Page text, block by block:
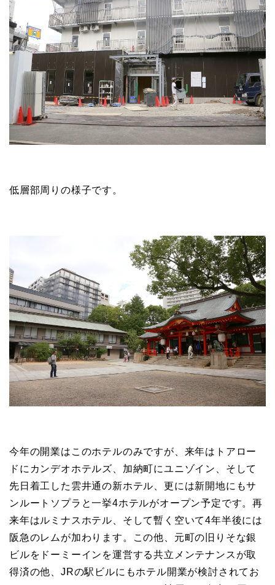
低層部周りの様子です。
今年の開業はこのホテルのみですが、来年はトアロー
ドにカンデオホテルズ、加納町にユニゾイン、そして
先日着工した雲井通の新ホテル、更には新開地にもサ
ンルートソプラと一挙4ホテルがオープン予定です。再
来年はルミナスホテル、そして暫く空いて4年半後には
阪急のレムが加わります。この他、元町の旧りそな銀
ビルをドーミーインを運営する共立メンテナンスが取
得済の他、JRの駅ビルにもホテル開業が検討されてお